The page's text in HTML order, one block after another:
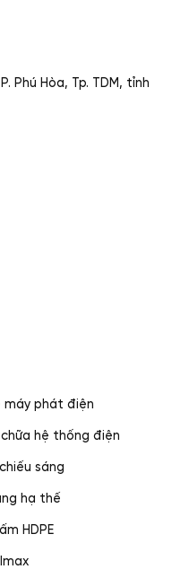
Phú Hòa, Tp. TDM, tỉnh
máy phát điện
hệ thống điện
sáng
hạ thế
HDPE